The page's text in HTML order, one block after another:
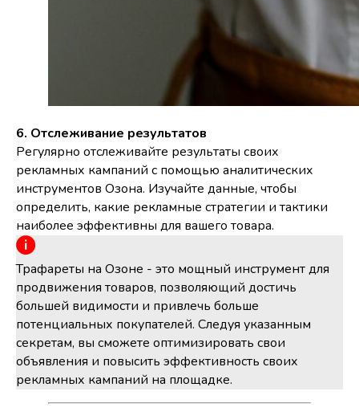
6. Отслеживание результатов
Регулярно отслеживайте результаты своих
рекламных кампаний с помощью аналитических
инструментов Озона. Изучайте данные, чтобы
определить, какие рекламные стратегии и тактики
наиболее эффективны для вашего товара.
Трафареты на Озоне - это мощный инструмент для
продвижения товаров, позволяющий достичь
большей видимости и привлечь больше
потенциальных покупателей. Следуя указанным
секретам, вы сможете оптимизировать свои
объявления и повысить эффективность своих
рекламных кампаний на площадке.